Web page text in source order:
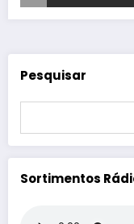
Pesquisar
Sortimentos